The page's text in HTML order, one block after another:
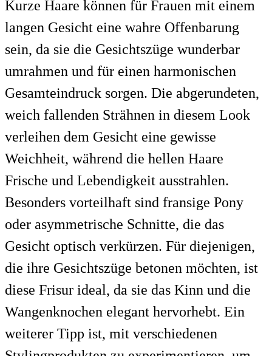
Kurze Haare können für Frauen mit einem
langen Gesicht eine wahre Offenbarung
sein, da sie die Gesichtszüge wunderbar
umrahmen und für einen harmonischen
Gesamteindruck sorgen. Die abgerundeten,
weich fallenden Strähnen in diesem Look
verleihen dem Gesicht eine gewisse
Weichheit, während die hellen Haare
Frische und Lebendigkeit ausstrahlen.
Besonders vorteilhaft sind fransige Pony
oder asymmetrische Schnitte, die das
Gesicht optisch verkürzen. Für diejenigen,
die ihre Gesichtszüge betonen möchten, ist
diese Frisur ideal, da sie das Kinn und die
Wangenknochen elegant hervorhebt. Ein
weiterer Tipp ist, mit verschiedenen